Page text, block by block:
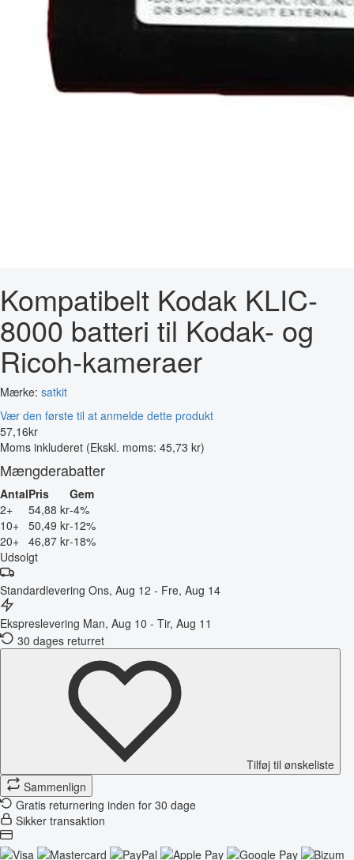
Kompatibelt Kodak KLIC-
8000 batteri til Kodak- og
Ricoh-kameraer
Mærke: satkit
Vær den første til at anmelde dette produkt
57,16kr
Moms inkluderet (Ekskl. moms: 45,73 kr)
Mængderabatter
AntalPris
Gem
2+
54,88 kr-4%
10+ 50,49 kr-12%
20+ 46,87 kr-18%
Udsolgt
Standardlevering Ons, Aug 12 - Fre, Aug 14
Ekspreslevering Man, Aug 10 - Tir, Aug 11
30 dages returret
Tilføj til ønskeliste
Sammenlign
Gratis returnering inden for 30 dage
Sikker transaktion